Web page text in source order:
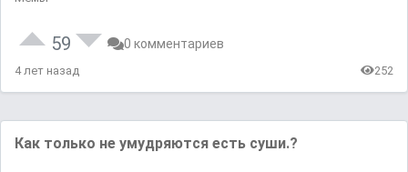
59 0 комментариев
4 лет назад 252
Как только не умудряются есть суши.?